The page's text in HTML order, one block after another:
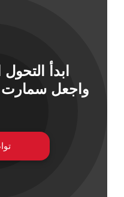
المعلومات
ابدأ
واجعل سمارت